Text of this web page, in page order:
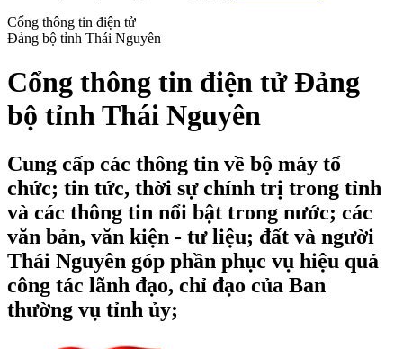
Cổng thông tin điện tử
Đảng bộ tỉnh Thái Nguyên
Cổng thông tin điện tử Đảng
bộ tỉnh Thái Nguyên
Cung cấp các thông tin về bộ máy tổ
chức; tin tức, thời sự chính trị trong tỉnh
và các thông tin nổi bật trong nước; các
văn bản, văn kiện - tư liệu; đất và người
Thái Nguyên góp phần phục vụ hiệu quả
công tác lãnh đạo, chỉ đạo của Ban
thường vụ tỉnh ủy;